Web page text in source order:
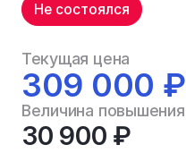
Не состоялся
Текущая цена
309 000 ₽
Величина повышения
30 900 ₽